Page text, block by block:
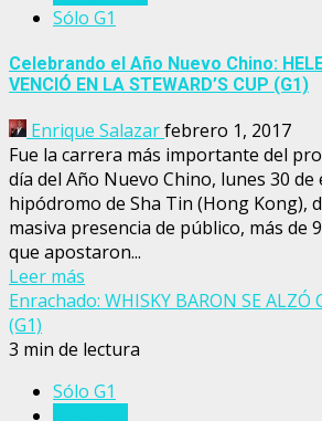
Sólo G1
Celebrando el Año Nuevo Chino:
VENCIÓ EN LA STEWARD’S CUP (G1)
Enrique Salazarfebrero 1, 2017
Fue la carrera más importante del
día del Año Nuevo Chino, lunes 30 de
hipódromo de Sha Tin (Hong Kong),
masiva presencia de público, más de
que apostaron...
Leer más
Enrachado: WHISKY BARON SE ALZÓ
(G1)
3 min de lectura
Sólo G1